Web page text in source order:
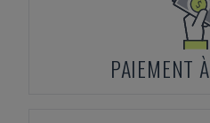
PAIEMENT